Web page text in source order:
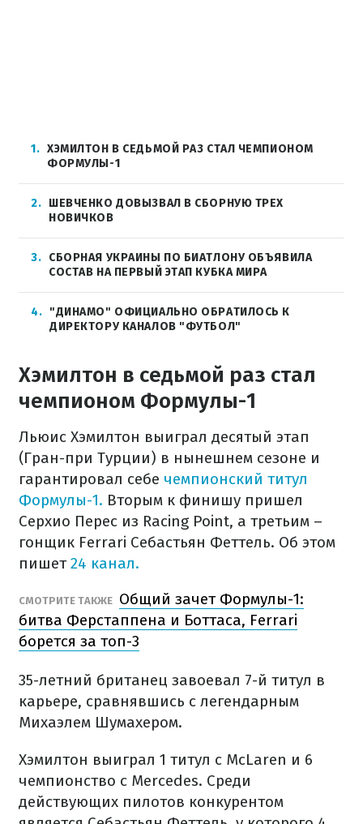
1
ХЭМИЛТОН В СЕДЬМОЙ РАЗ СТАЛ ЧЕМПИОНОМ
ФОРМУЛЫ-1
2
ШЕВЧЕНКО ДОВЫЗВАЛ В СБОРНУЮ ТРЕХ
НОВИЧКОВ
3
СБОРНАЯ УКРАИНЫ ПО БИАТЛОНУ ОБЪЯВИЛА
СОСТАВ НА ПЕРВЫЙ ЭТАП КУБКА МИРА
4
"ДИНАМО" ОФИЦИАЛЬНО ОБРАТИЛОСЬ К
ДИРЕКТОРУ КАНАЛОВ "ФУТБОЛ"
Хэмилтон в седьмой раз стал
чемпионом Формулы-1
Льюис Хэмилтон выиграл десятый этап
(Гран-при Турции) в нынешнем сезоне и
гарантировал себе чемпионский титул
Формулы-1. Вторым к финишу пришел
Серхио Перес из Racing Point, а третьим –
гонщик Ferrari Себастьян Феттель. Об этом
пишет24 канал.
СМОТРИТЕ ТАКЖЕ Общий зачет Формулы-1:
битва Ферстаппена и Боттаса, Ferrari
борется за топ-3
35-летний британец завоевал 7-й титул в
карьере, сравнявшись с легендарным
Михаэлем Шумахером.
Хэмилтон выиграл 1 титул с McLaren и 6
чемпионство с Mercedes. Среди
действующих пилотов конкурентом